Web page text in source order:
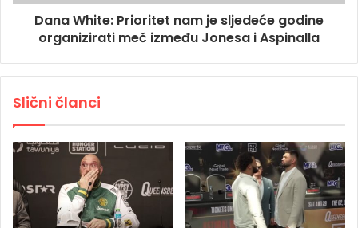
Dana White: Prioritet nam je sljedeće godine
organizirati meč između Jonesa i Aspinalla
Slični članci